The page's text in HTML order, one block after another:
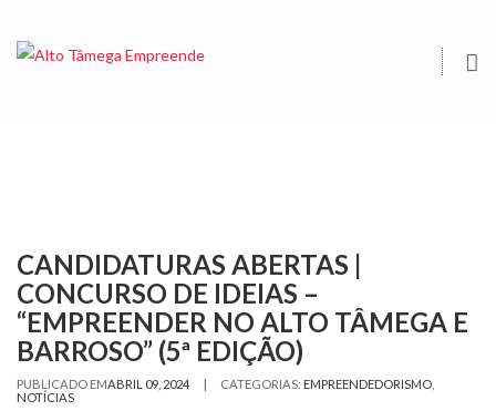
CANDIDATURAS ABERTAS |
CONCURSO DE IDEIAS –
“EMPREENDER NO ALTO TÂMEGA E
BARROSO” (5ª EDIÇÃO)
PUBLICADO EMABRIL 09, 2024 | CATEGORIAS: EMPREENDEDORISMO
NOTÍCIAS